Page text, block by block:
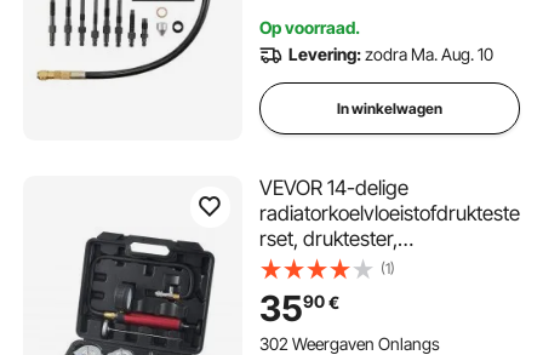
4x adapters
Op voorraad.
Levering:zodra Ma. Aug. 10
In winkelwagen
VEVOR 14-delige
radiatorkoelvloeistofdrukteste
rset, druktester,
koelwatervulapparaat,
radiatorontluchter,
koelsysteemtester inclusief
thermometer, 4 metalen
(1)
3590€
302 Weergaven Onlangs